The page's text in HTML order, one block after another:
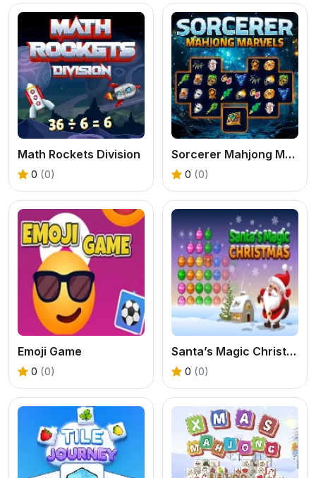
Math Rockets Division
0 (0)
Sorcerer Mahjong Marvels
0 (0)
Emoji Game
0 (0)
Santa’s Magic Christmas
0 (0)